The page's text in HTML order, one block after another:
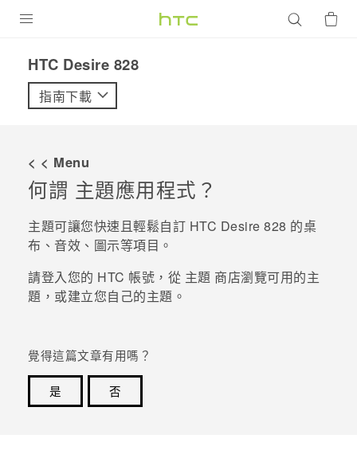
VIVE
配件
優惠專區
焦點訊息
銷售門市
VIVELAND
HTC Desire 828‎
指南下載
< < Menu
何謂 主題應用程式？
主題可讓您快速且輕鬆自訂 HTC Desire 828 的桌
布、音效、圖示等項目。
請登入您的 HTC 帳號，從 主題 商店瀏覽可用的主
題，或建立您自己的主題。
覺得這篇文章有用嗎？
是
否